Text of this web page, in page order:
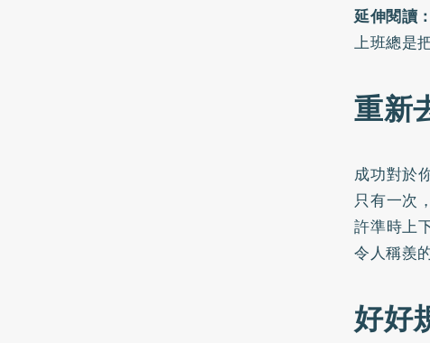
延伸閱讀：
上班總是
重新
成功對於
只有一次
許準時上
令人稱羨
好好